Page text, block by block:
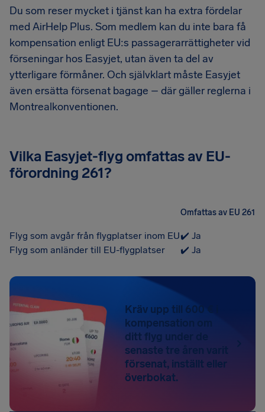
Du som reser mycket i tjänst kan ha extra fördelar
med AirHelp Plus. Som medlem kan du inte bara få
kompensation enligt EU:s passagerarrättigheter vid
förseningar hos Easyjet, utan även ta del av
ytterligare förmåner. Och självklart måste Easyjet
även ersätta försenat bagage – där gäller reglerna i
Montrealkonventionen.
Vilka Easyjet-flyg omfattas av EU-
förordning 261?
Omfattas av EU 261
Flyg som avgår från flygplatser inom EU✔️ Ja
Flyg som anländer till EU-flygplatser
✔️ Ja
Kräv upp till 600 € i
kompensation om
ditt flyg under de
senaste tre åren varit
försenat, inställt eller
överbokat.